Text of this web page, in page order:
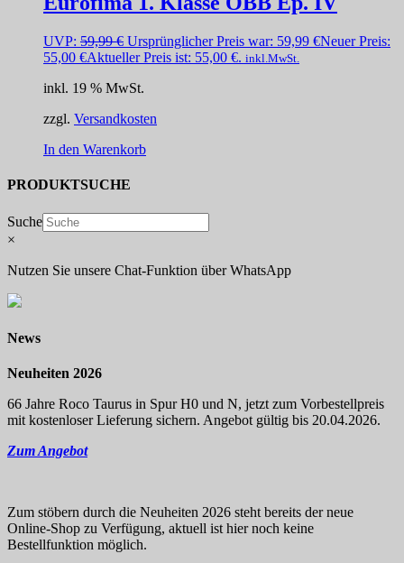
UVP: 59,99€ Ursprünglicher Preis war: 59,99 €Neuer Preis:
55,00 €Aktueller Preis ist: 55,00 €. inkl.MwSt.
inkl. 19 % MwSt.
zzgl. Versandkosten
In den Warenkorb
PRODUKTSUCHE
Suche
×
Nutzen Sie unsere Chat-Funktion über WhatsApp
News
Neuheiten 2026
66 Jahre Roco Taurus in Spur H0 und N, jetzt zum Vorbestellpreis
mit kostenloser Lieferung sichern. Angebot gültig bis 20.04.2026.
Zum Angebot
Zum stöbern durch die Neuheiten 2026 steht bereits der neue
Online-Shop zu Verfügung, aktuell ist hier noch keine
Bestellfunktion möglich.